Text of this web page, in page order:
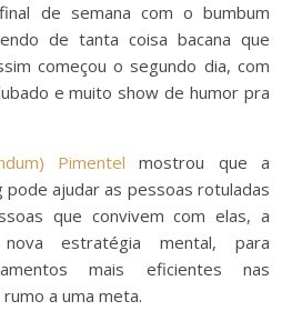
de semana com o bumbum
de tanta coisa bacana que
começou o segundo dia, com
e muito show de humor pra
Pimentel mostrou que a
pode ajudar as pessoas rotuladas
que convivem com elas, a
estratégia mental, para
mais eficientes nas
a uma meta.